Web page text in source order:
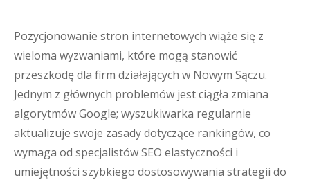
Pozycjonowanie stron internetowych wiąże się z
wieloma wyzwaniami, które mogą stanowić
przeszkodę dla firm działających w Nowym Sączu.
Jednym z głównych problemów jest ciągła zmiana
algorytmów Google; wyszukiwarka regularnie
aktualizuje swoje zasady dotyczące rankingów, co
wymaga od specjalistów SEO elastyczności i
umiejętności szybkiego dostosowywania strategii do